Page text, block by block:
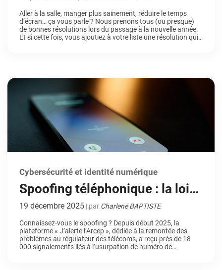
numérique
Aller à la salle, manger plus sainement, réduire le temps
d’écran… ça vous parle ? Nous prenons tous (ou presque)
de bonnes résolutions lors du passage à la nouvelle année.
Et si cette fois, vous ajoutiez à votre liste une résolution qui
Cybersécurité et identité numérique
Spoofing téléphonique : la loi
évolue pour vous protéger des
fraudeurs
19 décembre 2025 | par Charlene BAPTISTE
Connaissez-vous le spoofing ? Depuis début 2025, la
plateforme « J’alerte l’Arcep », dédiée à la remontée des
problèmes au régulateur des télécoms, a reçu près de 18
000 signalements liés à l’usurpation de numéro de